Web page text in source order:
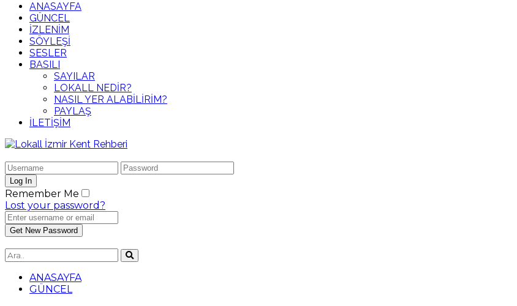
ANASAYFA
GÜNCEL
İZLENİM
SÖYLEŞİ
SESLER
BASILI
SAYILAR
LOKALL NEDİR?
NASIL YER ALABİLİRİM?
PAYLAŞ
İLETİŞİM
Remember Me
Lost your password?
ANASAYFA
GÜNCEL